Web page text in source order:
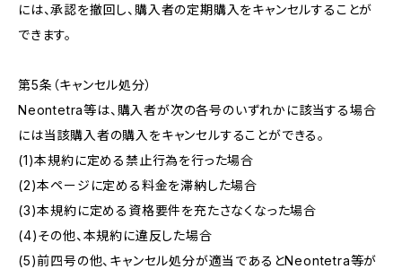
には、承認を撤回し、購入者の定期購入をキャンセルすることが
できます。
第5条（キャンセル処分）
Neontetra等は、購入者が次の各号のいずれかに該当する場合
には当該購入者の購入をキャンセルすることができる。
(1)本規約に定める禁止行為を行った場合
(2)本ページに定める料金を滞納した場合
(3)本規約に定める資格要件を充たさなくなった場合
(4)その他、本規約に違反した場合
(5)前四号の他、キャンセル処分が適当であるとNeontetra等が